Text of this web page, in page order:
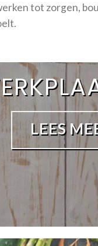
tot zorgen,
LEES